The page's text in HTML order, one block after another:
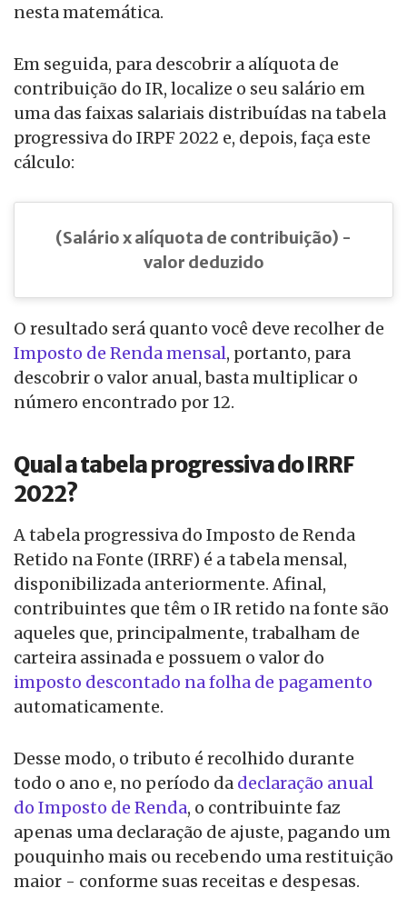
nesta matemática.
Em seguida, para descobrir a alíquota de
contribuição do IR, localize o seu salário em
uma das faixas salariais distribuídas na tabela
progressiva do IRPF 2022 e, depois, faça este
cálculo:
(Salário x alíquota de contribuição) -
valor deduzido
O resultado será quanto você deve recolher de
Imposto de Renda mensal, portanto, para
descobrir o valor anual, basta multiplicar o
número encontrado por 12.
Qual a tabela progressiva do IRRF
2022?
A tabela progressiva do Imposto de Renda
Retido na Fonte (IRRF) é a tabela mensal,
disponibilizada anteriormente. Afinal,
contribuintes que têm o IR retido na fonte são
aqueles que, principalmente, trabalham de
carteira assinada e possuem o valor do
imposto descontado na folha de pagamento
automaticamente.
Desse modo, o tributo é recolhido durante
todo o ano e, no período da declaração anual
do Imposto de Renda, o contribuinte faz
apenas uma declaração de ajuste, pagando um
pouquinho mais ou recebendo uma restituição
maior - conforme suas receitas e despesas.